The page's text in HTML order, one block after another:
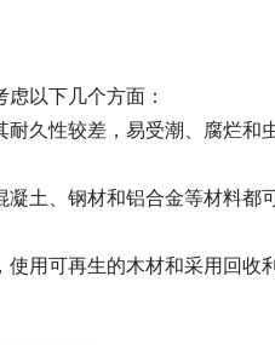
以下几个方面：
久性较差，易受潮、腐烂和
土、钢材和铝合金等材料都
用可再生的木材和采用回收